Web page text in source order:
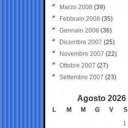
Marzo 2008 (39)
Febbraio 2008 (35)
Gennaio 2008 (36)
Dicembre 2007 (25)
Novembre 2007 (22)
Ottobre 2007 (27)
Settembre 2007 (23)
Agosto 2026
L M M G V S
1